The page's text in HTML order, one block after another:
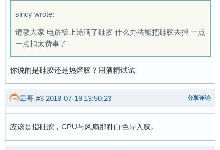
sindy wrote:
请教大家 电路板上涂满了硅胶 什么办法能把硅胶去掉 一点
一点扣太费事了
你说的是硅胶还是热熔胶？用酒精试试
晕哥 #3 2018-07-19 13:50:23 分享评论
应该是指硅胶，CPU与风扇那种白色导入胶。